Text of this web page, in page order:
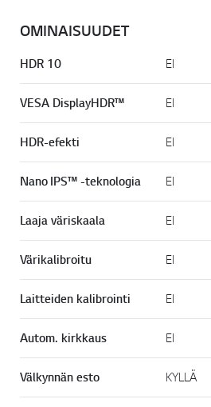
OMINAISUUDET
HDR 10 EI
VESA DisplayHDR™ EI
HDR-efekti EI
Nano IPS™ -teknologia EI
Laaja väriskaala EI
Värikalibroitu EI
Laitteiden kalibrointi EI
Autom. kirkkaus EI
Välkynnän esto KYLLÄ